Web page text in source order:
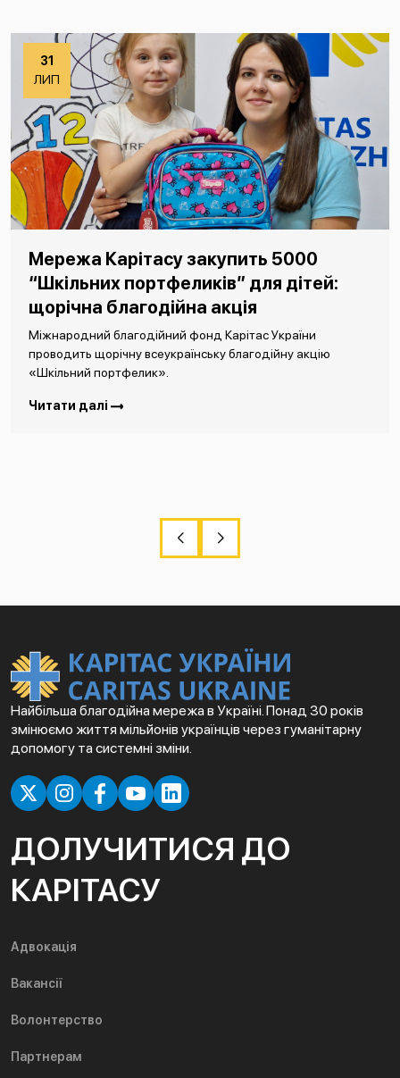
31
ЛИП
Мережа Карітасу закупить 5000
“Шкільних портфеликів” для дітей:
щорічна благодійна акція
Міжнародний благодійний фонд Карітас України
проводить щорічну всеукраїнську благодійну акцію
«Шкільний портфелик».
Читати далі
Найбільша благодійна мережа в Україні. Понад 30 років
змінюємо життя мільйонів українців через гуманітарну
допомогу та системні зміни.
ДОЛУЧИТИСЯ ДО
КАРІТАСУ
Адвокація
Вакансії
Волонтерство
Партнерам